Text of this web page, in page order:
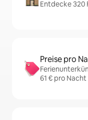
Entdecke 320
Preise pro
61 € pro